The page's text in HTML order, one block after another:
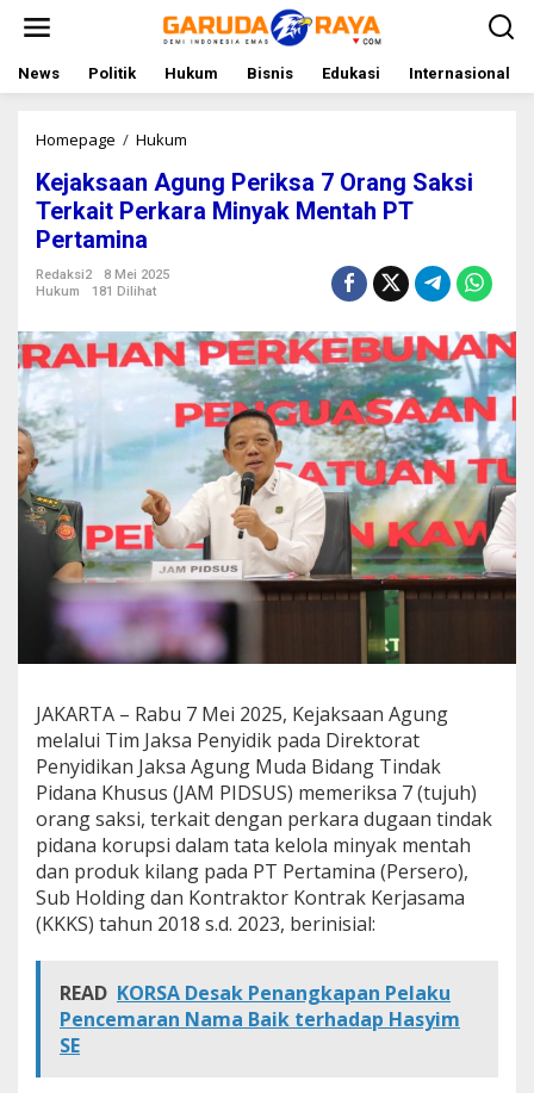
t
News Politik Hukum Bisnis Edukasi Internasional
Homepage / Hukum
j
a
k
A
g
u
n
g
P
e
i
k
s
a
7
r
a
S
a
k
s
i
T
e
r
k
a
i
e
r
Kejaksaan Agung Periksa 7 Orang Saksi
Terkait Perkara Minyak Mentah PT
Pertamina
Redaksi2
8 Mei 2025
Hukum
181 Dilihat
JAKARTA – Rabu 7 Mei 2025, Kejaksaan Agung
melalui Tim Jaksa Penyidik pada Direktorat
Penyidikan Jaksa Agung Muda Bidang Tindak
Pidana Khusus (JAM PIDSUS) memeriksa 7 (tujuh)
orang saksi, terkait dengan perkara dugaan tindak
pidana korupsi dalam tata kelola minyak mentah
dan produk kilang pada PT Pertamina (Persero),
Sub Holding dan Kontraktor Kontrak Kerjasama
(KKKS) tahun 2018 s.d. 2023, berinisial:
READ KORSA Desak Penangkapan Pelaku
Pencemaran Nama Baik terhadap Hasyim
SE